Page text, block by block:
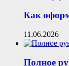
Как
11.06.2026
Полное